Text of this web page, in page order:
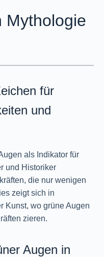
Mythologie
für
und
als Indikator für
und Historiker
die nur wenigen
zeigt sich in
Kunst, wo grüne Augen
zieren.
Augen in